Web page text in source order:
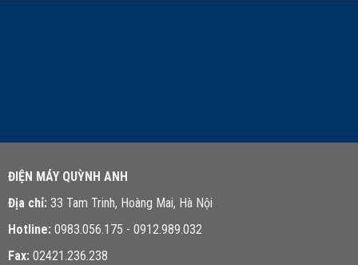
ĐIỆN MÁY QUỲNH ANH
Địa chỉ: 33 Tam Trinh, Hoàng Mai, Hà Nội
Hotline: 0983.056.175 - 0912.989.032
Fax: 02421.236.238